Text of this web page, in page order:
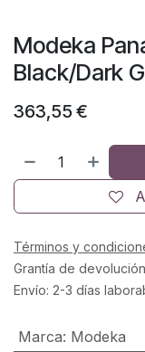
Modeka
Black/Dark
363,55 €
Términos y
Grantía de
Envío: 2-3 días
Marca: Modeka